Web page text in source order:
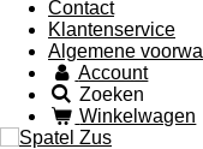
Contact
Klantenservice
Algemene
Account
Zoeken
Winkelwagen